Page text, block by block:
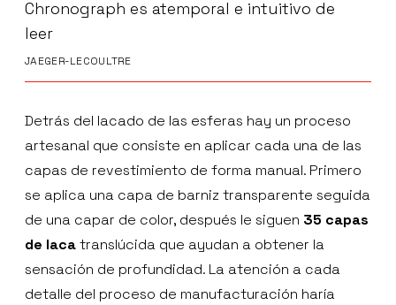
Chronograph es atemporal e intuitivo de
leer
JAEGER-LECOULTRE
Detrás del lacado de las esferas hay un proceso
artesanal que consiste en aplicar cada una de las
capas de revestimiento de forma manual. Primero
se aplica una capa de barniz transparente seguida
de una capar de color, después le siguen 35 capas
de lacatranslúcida que ayudan a obtener la
sensación de profundidad. La atención a cada
detalle del proceso de manufacturación haría